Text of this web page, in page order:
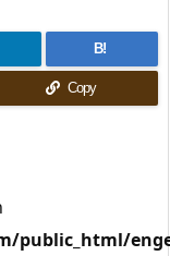
B!
Copy
public_html/